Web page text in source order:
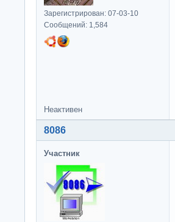
Зарегистрирован: 07-03-10
Сообщений: 1,584
Неактивен
8086
Участник